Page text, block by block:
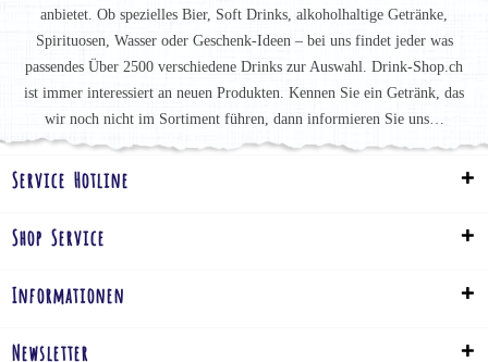
anbietet. Ob spezielles Bier, Soft Drinks, alkoholhaltige Getränke,
Spirituosen, Wasser oder Geschenk-Ideen – bei uns findet jeder was
passendes Über 2500 verschiedene Drinks zur Auswahl. Drink-Shop.ch
ist immer interessiert an neuen Produkten. Kennen Sie ein Getränk, das
wir noch nicht im Sortiment führen, dann informieren Sie uns…
Service Hotline
Shop Service
Informationen
Newsletter